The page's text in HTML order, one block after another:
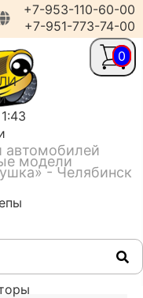
автомобилей
модели
- Челябинск
+7-953-110-60-00
+7-951-773-74-00
0